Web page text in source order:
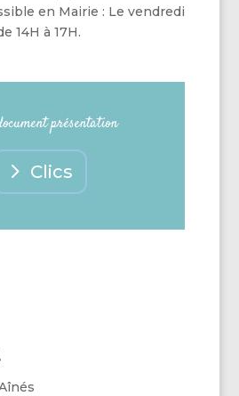
en Mairie : Le vendredi
14H à 17H.
présentation
Clics